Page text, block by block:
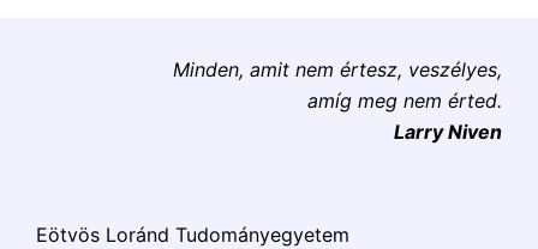
Minden, amit nem értesz, veszélyes,
amíg meg nem érted.
Larry Niven
Eötvös Loránd Tudományegyetem